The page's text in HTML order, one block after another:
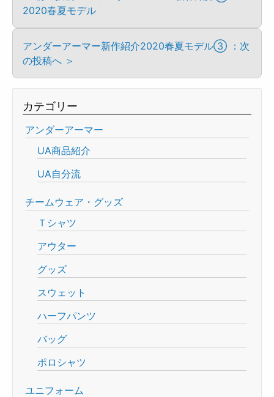
2020春夏モデル
アンダーアーマー新作紹介2020春夏モデル③ ：次
の投稿へ ＞
カテゴリー
アンダーアーマー
UA商品紹介
UA自分流
チームウェア・グッズ
Ｔシャツ
アウター
グッズ
スウェット
ハーフパンツ
バッグ
ポロシャツ
ユニフォーム